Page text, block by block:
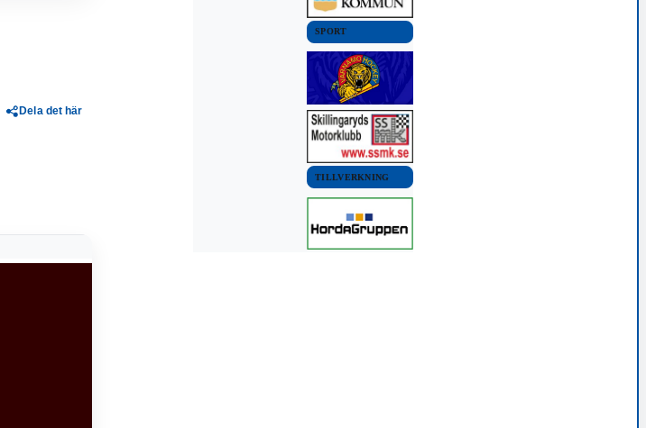
Dela det här
SPORT
TILLVERKNING